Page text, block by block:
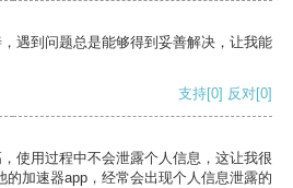
遇到问题总是能够得到妥善解决，让我能
支持[0] 反对[0]
使用过程中不会泄露个人信息，这让我很
的加速器app，经常会出现个人信息泄露的